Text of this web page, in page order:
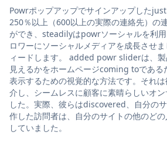
Powrポップアップでサインアップした
250％以上（600以上の実際の連絡先）の
ができ、steadilyはpowrソーシャルを利
ロワーにソーシャルメディアを成長させ
ィードします。 added powr sliderは、
見えるかをホームページcoming toである
表示するための視覚的な方法です。それ
介し、シームレスに顧客に素晴らしいオ
した。実際、彼らはdiscovered、自分の
作した訪問者は、自分のサイトの他のど
していました。